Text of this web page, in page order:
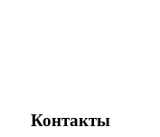
Контакты